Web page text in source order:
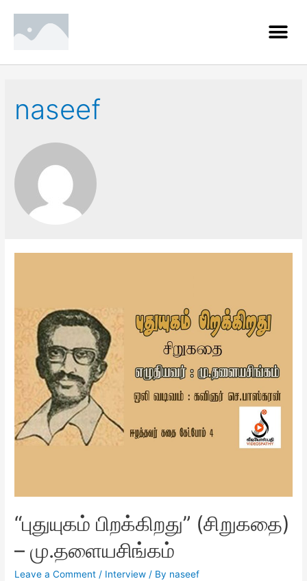
naseef
“புதுயுகம் பிறக்கிறது” (சிறுகதை)
– மு.தளையசிங்கம்
Leave a Comment / Interview / By naseef